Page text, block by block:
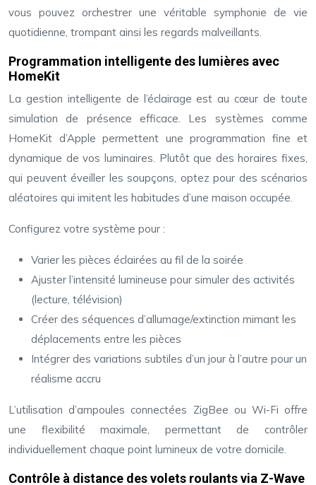
vous pouvez orchestrer une véritable symphonie de vie
quotidienne, trompant ainsi les regards malveillants.
Programmation intelligente des lumières avec
HomeKit
La gestion intelligente de l’éclairage est au cœur de toute
simulation de présence efficace. Les systèmes comme
HomeKit d’Apple permettent une programmation fine et
dynamique de vos luminaires. Plutôt que des horaires fixes,
qui peuvent éveiller les soupçons, optez pour des scénarios
aléatoires qui imitent les habitudes d’une maison occupée.
Configurez votre système pour :
Varier les pièces éclairées au fil de la soirée
Ajuster l’intensité lumineuse pour simuler des activités
(lecture, télévision)
Créer des séquences d’allumage/extinction mimant les
déplacements entre les pièces
Intégrer des variations subtiles d’un jour à l’autre pour un
réalisme accru
L’utilisation d’ampoules connectées ZigBee ou Wi-Fi offre
une flexibilité maximale, permettant de contrôler
individuellement chaque point lumineux de votre domicile.
Contrôle à distance des volets roulants via Z-Wave